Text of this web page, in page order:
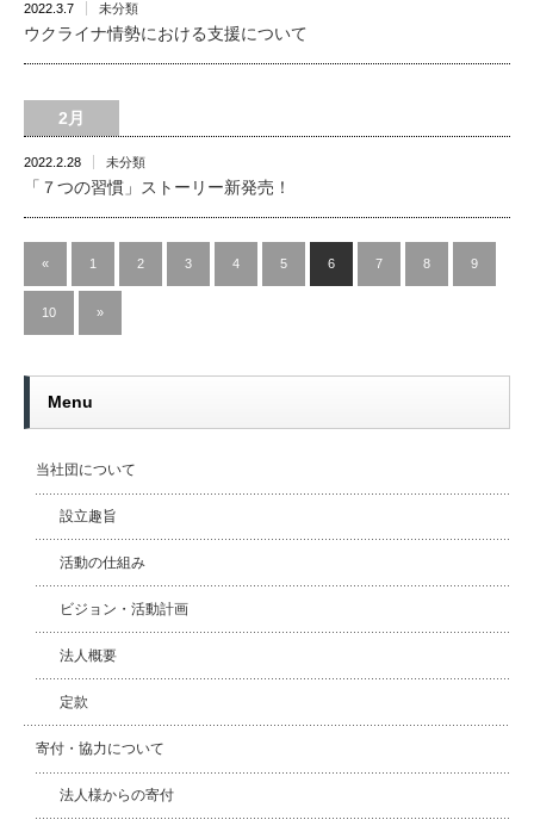
2022.3.7 未分類
ウクライナ情勢における支援について
2月
2022.2.28 未分類
「７つの習慣」ストーリー新発売！
« 1 2 3 4 5 6 7 8 9
10 »
Menu
当社団について
設立趣旨
活動の仕組み
ビジョン・活動計画
法人概要
定款
寄付・協力について
法人様からの寄付